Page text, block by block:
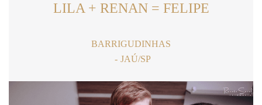
LILA + RENAN = FELIPE
BARRIGUDINHAS
JAÚ/SP